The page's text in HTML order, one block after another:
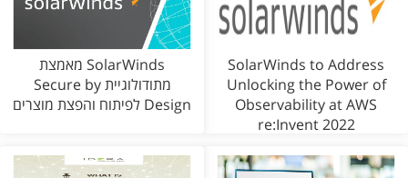
SolarWinds to Address
Unlocking the Power of
Observability at AWS
re:Invent 2022
SolarWinds מאמצת
מתודולוגיית Secure by
Design לפיתוח והפצת מוצרים